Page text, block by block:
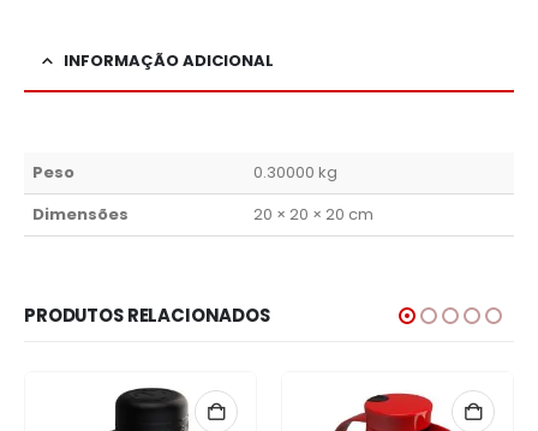
INFORMAÇÃO ADICIONAL
Peso
0.30000 kg
Dimensões
20 × 20 × 20 cm
PRODUTOS RELACIONADOS